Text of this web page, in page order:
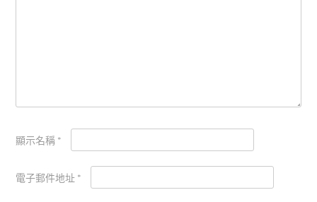
顯示名稱 *
電子郵件地址 *